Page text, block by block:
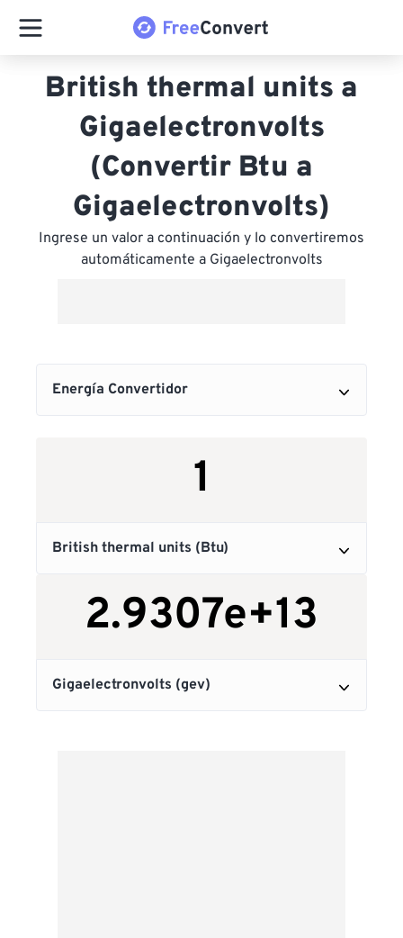
British thermal units a
Gigaelectronvolts
(Convertir Btu a
Gigaelectronvolts)
Ingrese un valor a continuación y lo convertiremos
automáticamente a Gigaelectronvolts